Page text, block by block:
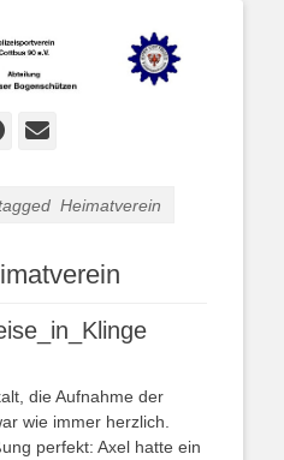
Cottbuser
Bogenschützen
Facebook
E-
Heimatverein
die Aufnahme der
wie immer herzlich.
perfekt: Axel hatte ein